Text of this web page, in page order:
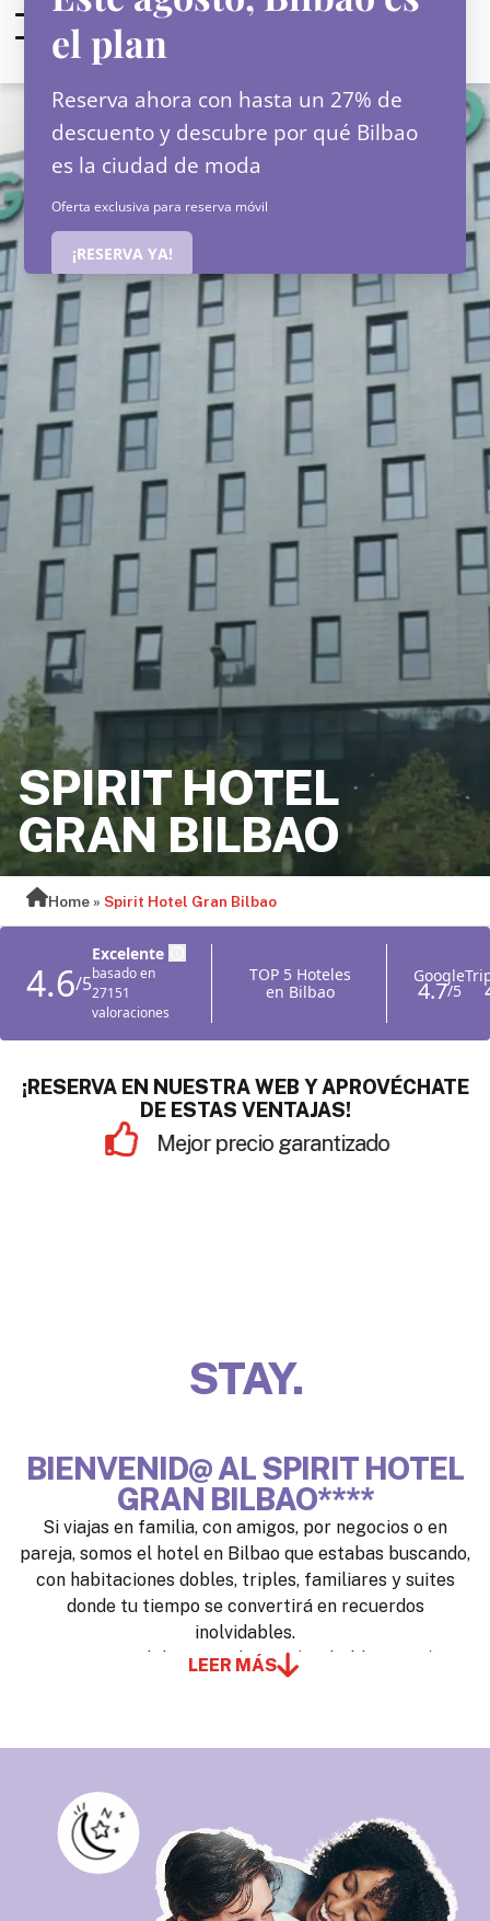
SPIRIT HOTEL
GRAN BILBAO
Home »Spirit Hotel Gran Bilbao
¡RESERVA EN NUESTRA WEB Y APROVÉCHATE
DE ESTAS VENTAJAS!
Late check out
INSPIRE.
BIENVENID@ AL SPIRIT HOTEL
GRAN BILBAO****
Si viajas en familia, con amigos, por negocios o en
pareja, somos el hotel en Bilbao que estabas buscando,
con habitaciones dobles, triples, familiares y suites
donde tu tiempo se convertirá en recuerdos
inolvidables.
Despierta con el desayuno buffet (probablemente) más
espectacular y variado que has visto, con cocina en vivo
Sorpréndete con nuestras vistas a las montañas o al
skyline de Bilbao, con nuestra decoración, con nuestro
equipo, porque aquí no eres un cliente, eres un
INSIDER, y cuidarte es nuestra filosofía.
LEER MÁS